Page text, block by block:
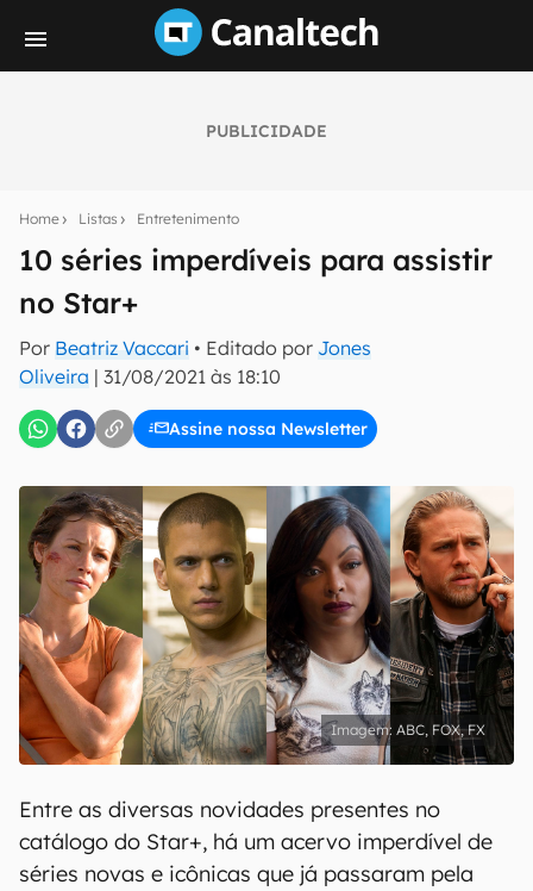
PUBLICIDADE
Home Listas Entretenimento
10 séries imperdíveis para assistir
no Star+
Por Beatriz Vaccari • Editado por Jones
Oliveira | 31/08/2021 às 18:10
Assine nossa Newsletter
notícias e reviews sobre tecnologia em primeira
mão.
E-mail
Uso e Política de Privacidade do Canaltech.
ABC, FOX, FX
Entre as diversas novidades presentes no
catálogo do Star+, há um acervo imperdível de
séries novas e icônicas que já passaram pela